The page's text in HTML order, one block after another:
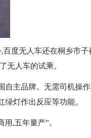
度无人车还在桐乡市子
无人车的试乘。
自主品牌。无需司机操
灯作出反应等功能。
,五年量产”。